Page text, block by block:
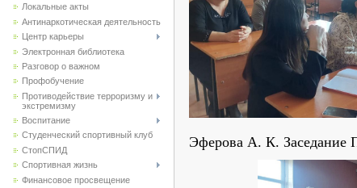
Локальные акты
Антинаркотическая деятельность
Центр карьеры
Электронная библиотека
Разговор о важном
Профобучение
Противодействие терроризму и
экстремизму
Воспитание
Студенческий спортивный клуб
CтопСПИД
Спортивная жизнь
Финансовое просвещение
Эферова А. К. Заседание